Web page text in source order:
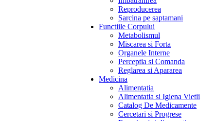
Reproducerea
Sarcina pe saptamani
Functiile Corpului
Metabolismul
Miscarea si Forta
Organele Interne
Perceptia si Comanda
Reglarea si Apararea
Medicina
Alimentatia
Alimentatia si Igiena Vietii
Catalog De Medicamente
Cercetari si Progrese